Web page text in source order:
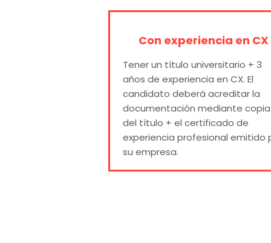
Con experiencia en CX
Tener un título universitario + 3
años de experiencia en CX. El
candidato deberá acreditar la
documentación mediante copia
del título + el certificado de
experiencia profesional emitido
su empresa.